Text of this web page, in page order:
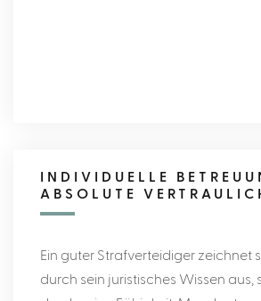
INDIVIDUELLE
ABSOLUTE
Ein guter Strafverteidiger zeichnet
durch sein juristisches Wissen aus,